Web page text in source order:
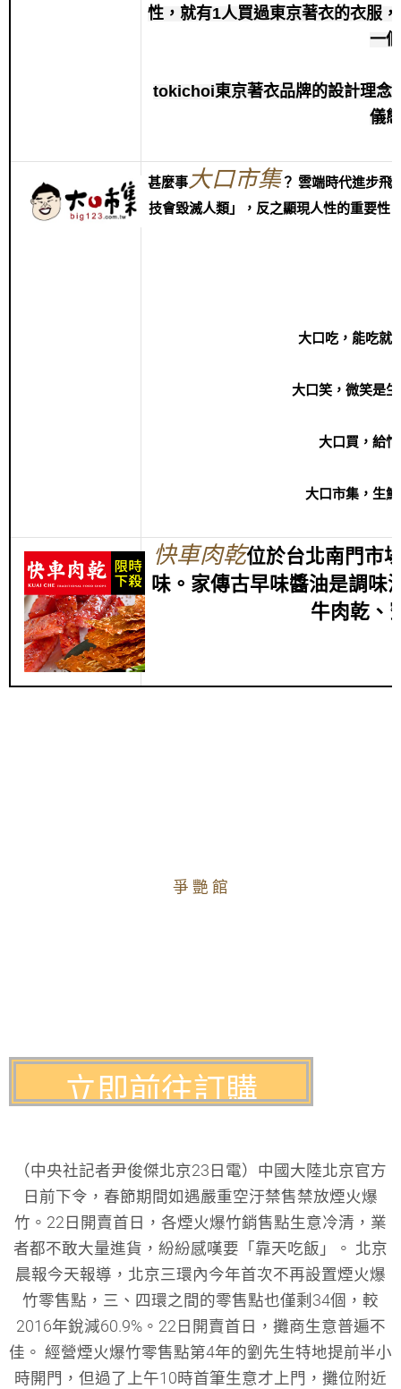
性，就有1人買過東京著衣的衣服
一
tokichoi東京著衣品牌的設計理念
儀
甚麼事大口市集？ 雲端時代進步飛
技會毀滅人類」，反之顯現人性的重要性
大口吃，能吃就
大口笑，微笑是
大口買，給
大口市集，生
快車肉乾位於台北南門市
味。家傳古早味醬油是調味
牛肉乾、
爭 艷 館
（中央社記者尹俊傑北京23日電）中國大陸北京官方
日前下令，春節期間如遇嚴重空汙禁售禁放煙火爆
竹。22日開賣首日，各煙火爆竹銷售點生意冷清，業
者都不敢大量進貨，紛紛感嘆要「靠天吃飯」。 北京
晨報今天報導，北京三環內今年首次不再設置煙火爆
竹零售點，三、四環之間的零售點也僅剩34個，較
2016年銳減60.9%。22日開賣首日，攤商生意普遍不
佳。 經營煙火爆竹零售點第4年的劉先生特地提前半小
時開門，但過了上午10時首筆生意才上門，攤位附近